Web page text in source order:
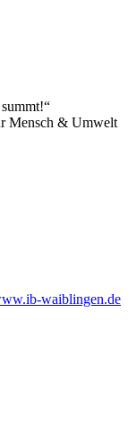
Mensch & Umwelt
waiblingen.de